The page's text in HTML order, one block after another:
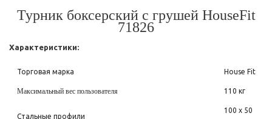
Турник боксерский с грушей HouseFit
71826
Характеристики:
Торговая марка House Fit
Максимальный вес пользователя 110 кг
Стальные профили
100 х 50